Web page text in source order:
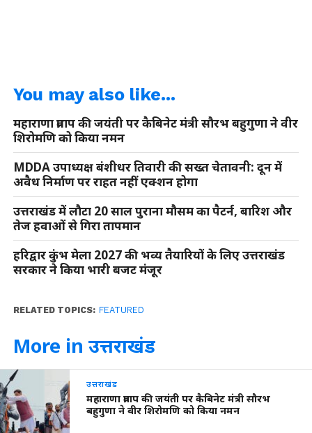
You may also like...
महाराणा प्रताप की जयंती पर कैबिनेट मंत्री सौरभ बहुगुणा ने वीर
शिरोमणि को किया नमन
MDDA उपाध्यक्ष बंशीधर तिवारी की सख्त चेतावनी: दून में
अवैध निर्माण पर राहत नहीं एक्शन होगा
उत्तराखंड में लौटा 20 साल पुराना मौसम का पैटर्न, बारिश और
तेज हवाओं से गिरा तापमान
हरिद्वार कुंभ मेला 2027 की भव्य तैयारियों के लिए उत्तराखंड
सरकार ने किया भारी बजट मंजूर
RELATED TOPICS: FEATURED
More in उत्तराखंड
उत्तराखंड
महाराणा प्रताप की जयंती पर कैबिनेट मंत्री सौरभ
बहुगुणा ने वीर शिरोमणि को किया नमन